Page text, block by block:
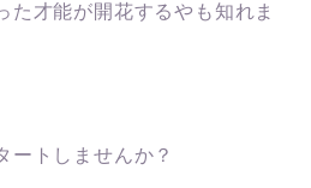
た才能が開花するやも知れま
ートしませんか？